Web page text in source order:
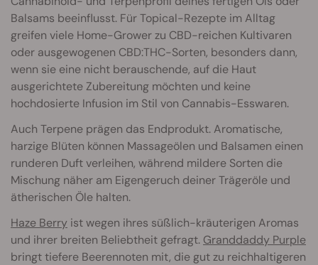
Balsams beeinflusst. Für Topical-Rezepte im Alltag
greifen viele Home-Grower zu CBD-reichen Kultivaren
oder ausgewogenen CBD:THC-Sorten, besonders dann,
wenn sie eine nicht berauschende, auf die Haut
ausgerichtete Zubereitung möchten und keine
hochdosierte Infusion im Stil von Cannabis-Esswaren.
Auch Terpene prägen das Endprodukt. Aromatische,
harzige Blüten können Massageölen und Balsamen einen
runderen Duft verleihen, während mildere Sorten die
Mischung näher am Eigengeruch deiner Trägeröle und
ätherischen Öle halten.
Haze Berry ist wegen ihres süßlich-kräuterigen Aromas
und ihrer breiten Beliebtheit gefragt. Granddaddy Purple
bringt tiefere Beerennoten mit, die gut zu reichhaltigeren